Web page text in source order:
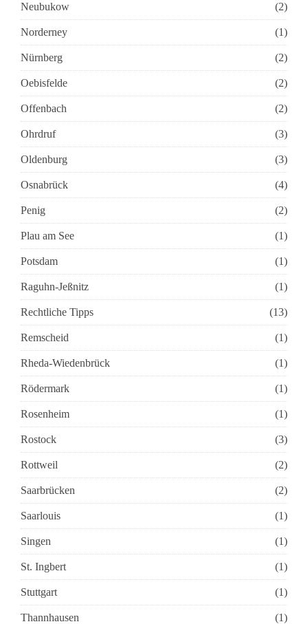
Neubukow (2)
Norderney (1)
Nürnberg (2)
Oebisfelde (2)
Offenbach (2)
Ohrdruf (3)
Oldenburg (3)
Osnabrück (4)
Penig (2)
Plau am See (1)
Potsdam (1)
Raguhn-Jeßnitz (1)
Rechtliche Tipps (13)
Remscheid (1)
Rheda-Wiedenbrück (1)
Rödermark (1)
Rosenheim (1)
Rostock (3)
Rottweil (2)
Saarbrücken (2)
Saarlouis (1)
Singen (1)
St. Ingbert (1)
Stuttgart (1)
Thannhausen (1)